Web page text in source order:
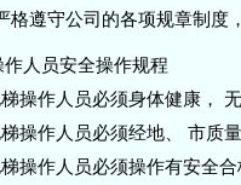
格遵守公司的各项规章制度
作人员安全操作规程
操作人员必须身体健康，
操作人员必须经地、 市质
操作人员必须操作有安全